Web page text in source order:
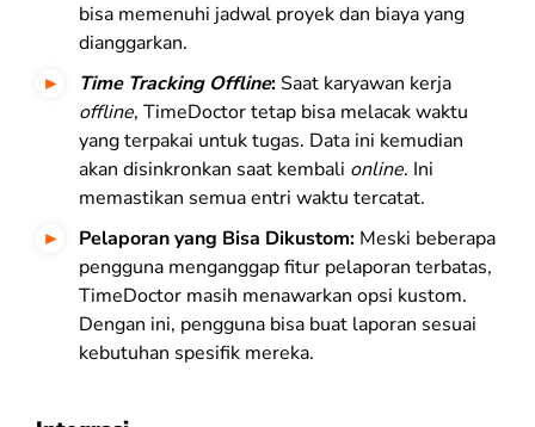
bisa memenuhi jadwal proyek dan biaya yang
dianggarkan.
Time Tracking Offline: Saat karyawan kerja
offline, TimeDoctor tetap bisa melacak waktu
yang terpakai untuk tugas. Data ini kemudian
akan disinkronkan saat kembali online. Ini
memastikan semua entri waktu tercatat.
Pelaporan yang Bisa Dikustom: Meski beberapa
pengguna menganggap fitur pelaporan terbatas,
TimeDoctor masih menawarkan opsi kustom.
Dengan ini, pengguna bisa buat laporan sesuai
kebutuhan spesifik mereka.